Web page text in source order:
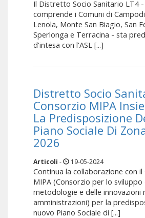
Il Distretto Socio Sanitario LT4 -
comprende i Comuni di
Lenola, Monte San Biagio, San
Sperlonga e Terracina - sta
d'intesa con l'ASL [...]
Distretto Socio
Consorzio MIPA
La Predisposizione
Piano Sociale Di
2026
Articoli - 19-05-2024
Continua la collaborazione con il
MIPA (Consorzio per lo sviluppo
metodologie e delle innovazioni
amministrazioni) per la
nuovo Piano Sociale di [...]